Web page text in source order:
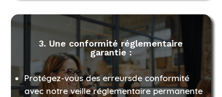
3. Une conformité réglementaire
garantie :
Protégez-vous des erreursde conformité
avec notre veille réglementaire permanente